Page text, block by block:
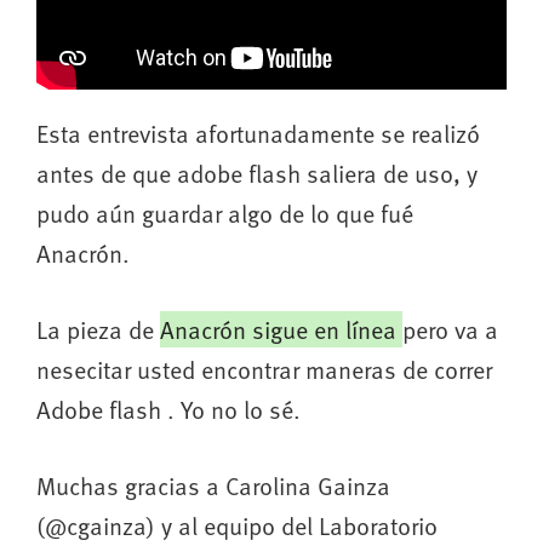
Esta entrevista afortunadamente se realizó
antes de que adobe flash saliera de uso, y
pudo aún guardar algo de lo que fué
Anacrón.
La pieza deAnacrón sigue en línea pero va a
nesecitar usted encontrar maneras de correr
Adobe flash . Yo no lo sé.
Muchas gracias a Carolina Gainza
(@cgainza) y al equipo del Laboratorio